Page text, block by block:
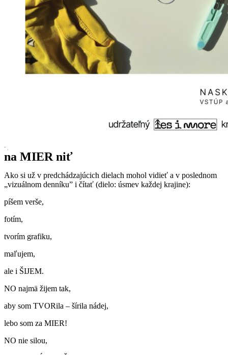
na MIER niť
Ako si už v predchádzajúcich dielach mohol vidieť a v poslednom
„vizuálnom denníku” i čítať (dielo: úsmev každej krajine):
píšem verše,
fotím,
tvorím grafiku,
maľujem,
ale i ŠIJEM.
NO najmä žijem tak,
aby som TVORila – šírila nádej,
lebo som za MIER!
NO nie silou,